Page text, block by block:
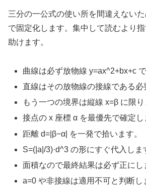
三分の一公式の使い所を間違えない
で固定化します。集中して読むより
助けます。
曲線は必ず放物線 y=ax^2+bx+c で
直線はその放物線の接線である必
もう一つの境界は縦線 x=β に限り
接点の x 座標 α を最優先で確定し
距離 d=|β−α| を一発で拾います。
S=(|a|/3)·d^3 の形にすぐ代入しま
面積なので最終結果は必ず正にし
a=0 や非接線は適用不可と判断し